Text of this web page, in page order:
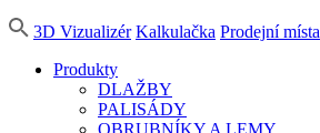
3D Vizualizér Kalkulačka Prodejní místa
Produkty
DLAŽBY
PALISÁDY
OBRUBNÍKY A LEMY